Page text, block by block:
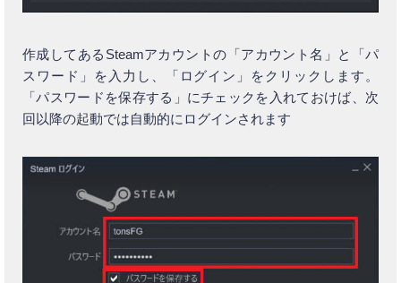
作成してあるSteamアカウントの「アカウント名」と「パ
スワード」を入力し、「ログイン」をクリックします。
「パスワードを保存する」にチェックを入れておけば、次
回以降の起動では自動的にログインされます